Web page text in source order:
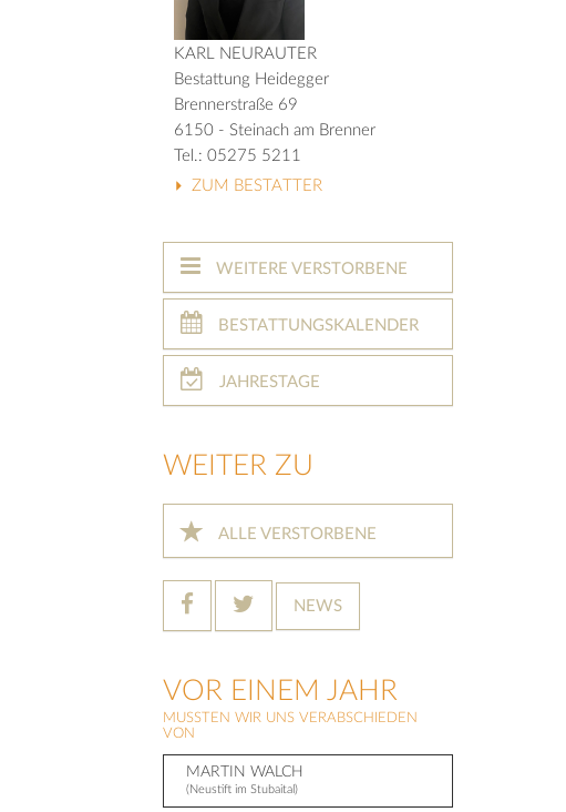
KARL NEURAUTER
Bestattung Heidegger
Brennerstraße 69
6150 - Steinach am Brenner
Tel.: 05275 5211
ZUM BESTATTER
WEITERE VERSTORBENE
BESTATTUNGSKALENDER
JAHRESTAGE
WEITER ZU
ALLE VERSTORBENE
NEWS
VOR EINEM JAHR
MUSSTEN WIR UNS VERABSCHIEDEN
VON
MARTIN WALCH
(Neustift im Stubaital)